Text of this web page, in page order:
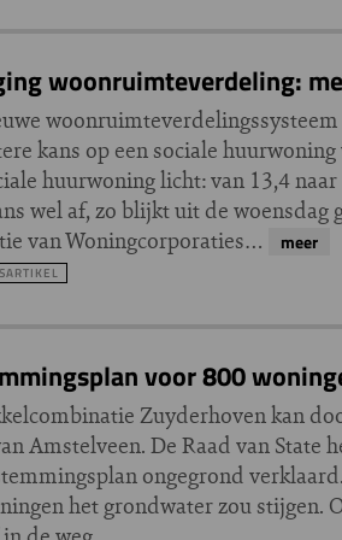
woonruimteverdeling:
kans op een sociale
huurwoning licht: van 13,4
wel af, zo blijkt uit de
van Woningcorporaties…
meer
voor 800
Zuyderhoven kan
Amstelveen. De Raad van
ongegrond
het grondwater zou stijgen.